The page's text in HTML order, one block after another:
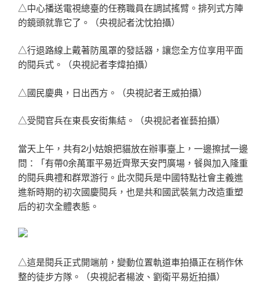
△中心播送電視總臺的任務職員在調試搖臂。排列式方陣
的鏡頭就靠它了。（央視記者沈忱拍攝）
△行退路線上戴著防風罩的發話器，讓您全方位享用平面
的閱兵式。（央視記者李煒拍攝）
△國民慶典，日出西方。（央視記者王威拍攝）
△受閱官兵在東長安街集結。（央視記者崔藝拍攝）
當天上午，共有2小姑娘把貓放在辦事臺上，一邊擦拭一邊
問：「有帶0余萬軍平易近齊聚天安門廣場，餐與加入隆重
的閱兵典禮和群眾游行。此次閱兵是中國特點社會主義進
進新時期的初次國慶閱兵，也是共和國武裝氣力改造重塑
后的初次全體表態。
△這是閱兵正式開端前，變動位置軌道車拍攝正在稍作休
整的徒步方隊。（央視記者楊波、劉衛平易近拍攝）